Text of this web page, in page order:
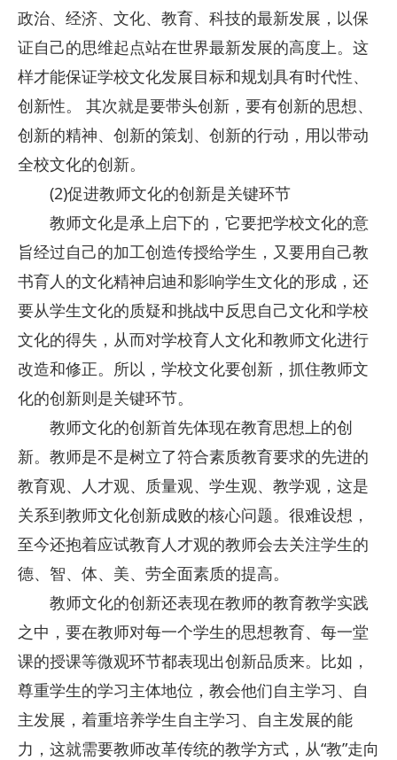
政治、经济、文化、教育、科技的最新发展，以保
证自己的思维起点站在世界最新发展的高度上。这
样才能保证学校文化发展目标和规划具有时代性、
创新性。 其次就是要带头创新，要有创新的思想、
创新的精神、创新的策划、创新的行动，用以带动
全校文化的创新。
(2)促进教师文化的创新是关键环节
教师文化是承上启下的，它要把学校文化的意
旨经过自己的加工创造传授给学生，又要用自己教
书育人的文化精神启迪和影响学生文化的形成，还
要从学生文化的质疑和挑战中反思自己文化和学校
文化的得失，从而对学校育人文化和教师文化进行
改造和修正。所以，学校文化要创新，抓住教师文
化的创新则是关键环节。
教师文化的创新首先体现在教育思想上的创
新。教师是不是树立了符合素质教育要求的先进的
教育观、人才观、质量观、学生观、教学观，这是
关系到教师文化创新成败的核心问题。很难设想，
至今还抱着应试教育人才观的教师会去关注学生的
德、智、体、美、劳全面素质的提高。
教师文化的创新还表现在教师的教育教学实践
之中，要在教师对每一个学生的思想教育、每一堂
课的授课等微观环节都表现出创新品质来。比如，
尊重学生的学习主体地位，教会他们自主学习、自
主发展，着重培养学生自主学习、自主发展的能
力，这就需要教师改革传统的教学方式，从“教”走向